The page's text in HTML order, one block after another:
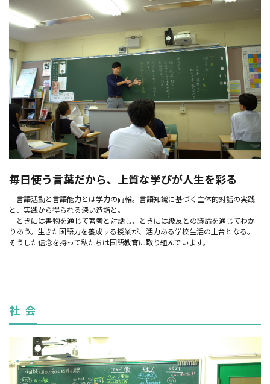
毎日使う言葉だから、上質な学びが人生を彩る
言語活動と言語能力とは学力の両輪。言語知識に基づく主体的対話の実践
と、実践から得られる深い造詣と。
ときには書物を通じて著者と対話し、ときには級友との議論を通じてわか
りあう。生きた国語力を養成する授業が、活力ある学校生活の土台となる。
そうした信念を持って私たちは国語教育に取り組んでいます。
社 会